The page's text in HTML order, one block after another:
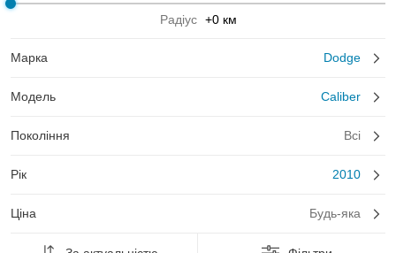
Радіус +0 км
Марка Dodge
Модель Caliber
Покоління Всі
Рік 2010
Ціна Будь-яка